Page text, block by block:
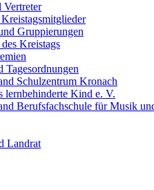
Vertreter
Gruppierungen
Kreistags
Tagesordnungen
Schulzentrum Kronach
lernbehinderte Kind e. V.
Berufsfachschule für Musik
Landrat